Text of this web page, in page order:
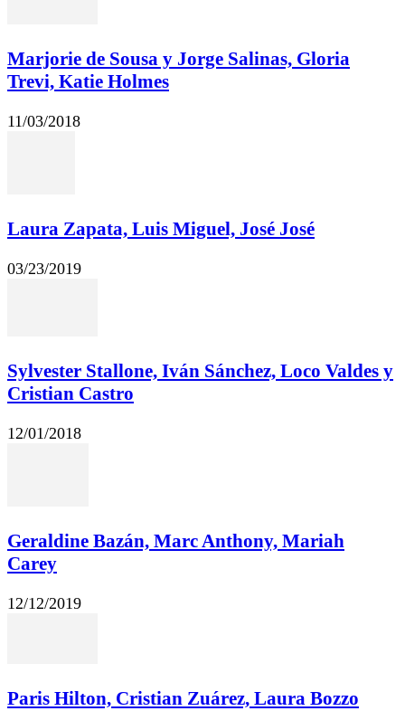
Marjorie de Sousa y Jorge Salinas, Gloria
Trevi, Katie Holmes
11/03/2018
Laura Zapata, Luis Miguel, José José
03/23/2019
Sylvester Stallone, Iván Sánchez, Loco Valdes y
Cristian Castro
12/01/2018
Geraldine Bazán, Marc Anthony, Mariah
Carey
12/12/2019
Paris Hilton, Cristian Zuárez, Laura Bozzo